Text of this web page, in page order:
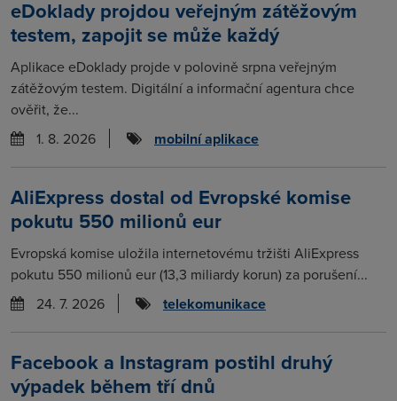
eDoklady projdou veřejným zátěžovým
testem, zapojit se může každý
Aplikace eDoklady projde v polovině srpna veřejným
zátěžovým testem. Digitální a informační agentura chce
ověřit, že...
1. 8. 2026
mobilní aplikace
AliExpress dostal od Evropské komise
pokutu 550 milionů eur
Evropská komise uložila internetovému tržišti AliExpress
pokutu 550 milionů eur (13,3 miliardy korun) za porušení...
24. 7. 2026
telekomunikace
Facebook a Instagram postihl druhý
výpadek během tří dnů